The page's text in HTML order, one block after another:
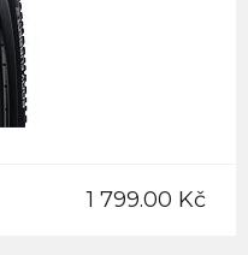
1 799.00 Kč